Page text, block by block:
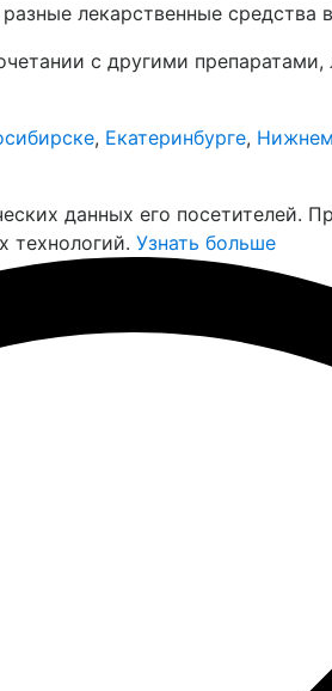
лекарственные средства
с другими
, Екатеринбурге,
данных его посетителей.
технологий. Узнать больше